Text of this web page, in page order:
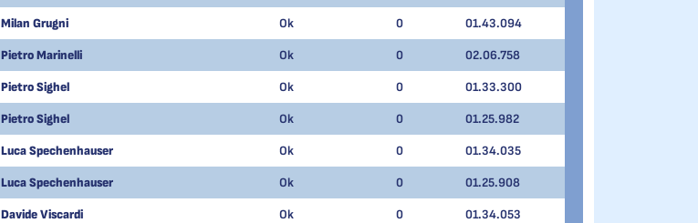
Milan Grugni Ok 0 01.43.094
Pietro Marinelli Ok 0 02.06.758
Pietro Sighel Ok 0 01.33.300
Pietro Sighel Ok 0 01.25.982
Luca Spechenhauser Ok 0 01.34.035
Luca Spechenhauser Ok 0 01.25.908
Davide Viscardi Ok 0 01.34.053